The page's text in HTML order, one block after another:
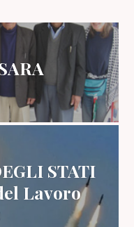
STATI
Lavoro